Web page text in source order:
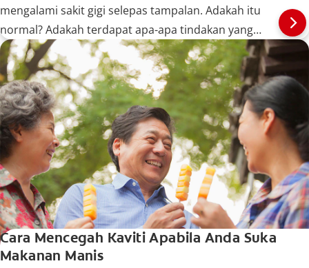
mengalami sakit gigi selepas tampalan. Adakah itu
normal? Adakah terdapat apa-apa tindakan yang
boleh anda lakukan? Ketahui lebih lanjut di sini.
Cara Mencegah Kaviti Apabila Anda Suka
Makanan Manis